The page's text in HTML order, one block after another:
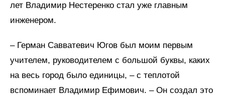
лет Владимир Нестеренко стал уже главным
инженером.
– Герман Савватевич Югов был моим первым
учителем, руководителем с большой буквы, каких
на весь город было единицы, – с теплотой
вспоминает Владимир Ефимович. – Он создал это